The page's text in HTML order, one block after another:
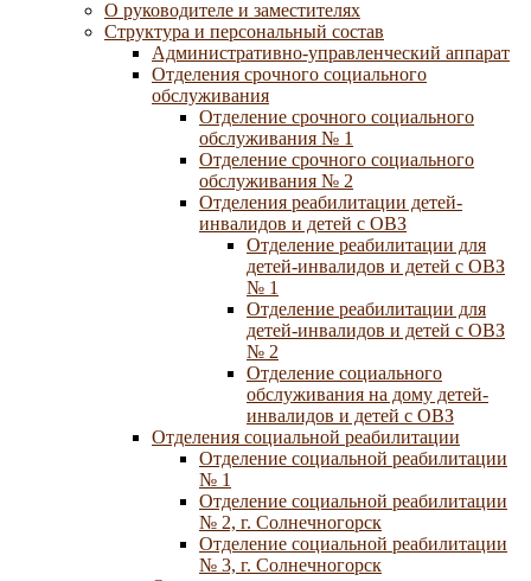
О руководителе и заместителях
Структура и персональный состав
Административно-управленческий аппарат
Отделения срочного социального
обслуживания
Отделение срочного социального
обслуживания № 1
Отделение срочного социального
обслуживания № 2
Отделения реабилитации детей-
инвалидов и детей с ОВЗ
Отделение реабилитации для
детей-инвалидов и детей с ОВЗ
№ 1
Отделение реабилитации для
детей-инвалидов и детей с ОВЗ
№ 2
Отделение социального
обслуживания на дому детей-
инвалидов и детей с ОВЗ
Отделения социальной реабилитации
Отделение социальной реабилитации
№ 1
Отделение социальной реабилитации
№ 2, г. Солнечногорск
Отделение социальной реабилитации
№ 3, г. Солнечногорск